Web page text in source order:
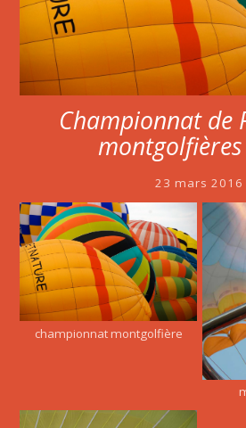
Championnat de
23 mars 2016
championnat montgolfière